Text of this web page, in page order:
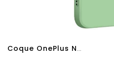
Coque OnePlus Nord 4 PINWUYO